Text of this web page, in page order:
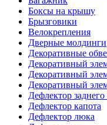
Боксы на крышу
Брызговики
Велокрепления
Дверные молдинги
Декоративные
Декоративный
Декоративный
Декоративный
Дефлектор заднего
Дефлектор капота
Дефлектор люка